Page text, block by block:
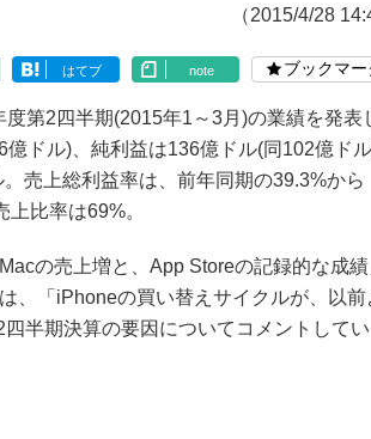
（2015/4/28
はてブ note ブックマー
第2四半期(2015年1～3月)の業績を発表
ドル)、純利益は136億ドル(同102億ドル
売上総利益率は、前年同期の39.3%から
比率は69%。
の売上増と、App Storeの記録的な成績
、「iPhoneの買い替えサイクルが、以前
半期決算の要因についてコメントしてい